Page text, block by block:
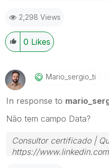
2,298 Views
0 Likes
Mario_sergio_ti
In response to
Não tem campo Data?
Consultor certificado |
https://